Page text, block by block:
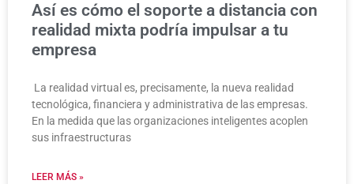
Así es cómo el soporte a distancia con
realidad mixta podría impulsar a tu
empresa
La realidad virtual es, precisamente, la nueva realidad
tecnológica, financiera y administrativa de las empresas.
En la medida que las organizaciones inteligentes acoplen
sus infraestructuras
LEER MÁS »